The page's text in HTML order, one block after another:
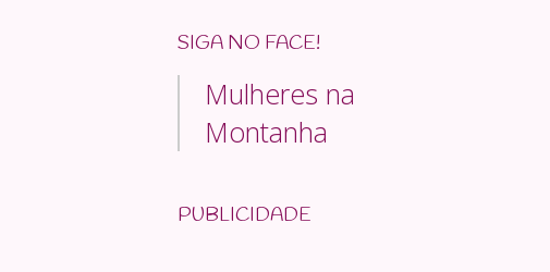
SIGA NO FACE!
Mulheres na
Montanha
PUBLICIDADE